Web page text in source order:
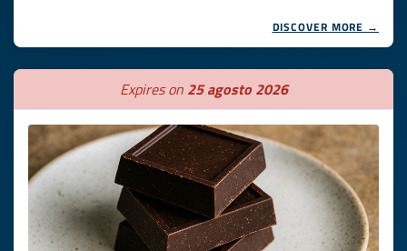
DISCOVER MORE →
Expires on 25 agosto 2026